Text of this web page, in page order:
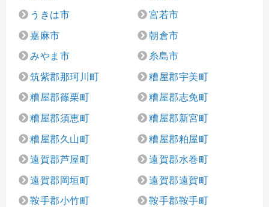
うきは市 宮若市
嘉麻市 朝倉市
みやま市 糸島市
筑紫郡那珂川町 糟屋郡宇美町
糟屋郡篠栗町 糟屋郡志免町
糟屋郡須恵町 糟屋郡新宮町
糟屋郡久山町 糟屋郡粕屋町
遠賀郡芦屋町 遠賀郡水巻町
遠賀郡岡垣町 遠賀郡遠賀町
鞍手郡小竹町 鞍手郡鞍手町